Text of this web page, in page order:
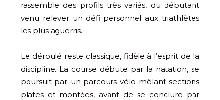
rassemble des profils très variés, du débutant
venu relever un défi personnel aux triathlètes
les plus aguerris.
Le déroulé reste classique, fidèle à l’esprit de la
discipline. La course débute par la natation, se
poursuit par un parcours vélo mêlant sections
plates et montées, avant de se conclure par